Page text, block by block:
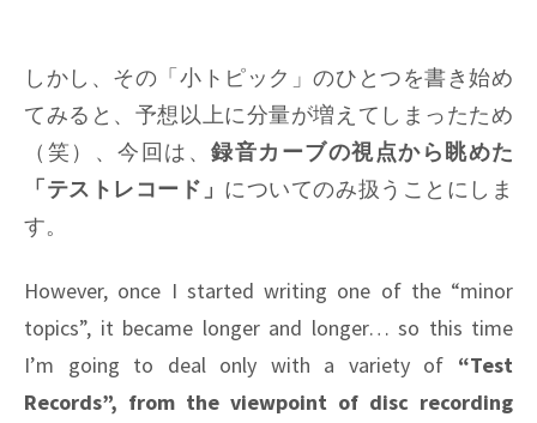
しかし、その「小トピック」のひとつを書き始め
てみると、予想以上に分量が増えてしまったため
（笑）、今回は、 録音カーブの視点から眺めた
「テストレコード」 についてのみ扱うことにしま
す。
However, once I started writing one of the “minor
topics”, it became longer and longer… so this time
I’m going to deal only with a variety of “Test
Records”, from the viewpoint of disc recording